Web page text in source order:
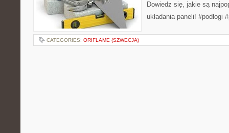
Dowiedz się, jakie są
układania paneli! #podłogi
CATEGORIES: ORIFLAME (SZWECJA)